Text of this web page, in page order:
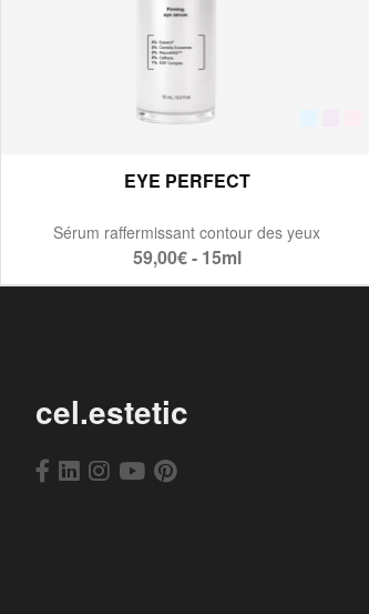
EYE PERFECT
Sérum raffermissant contour des yeux
59,00€ - 15ml
cel.estetic